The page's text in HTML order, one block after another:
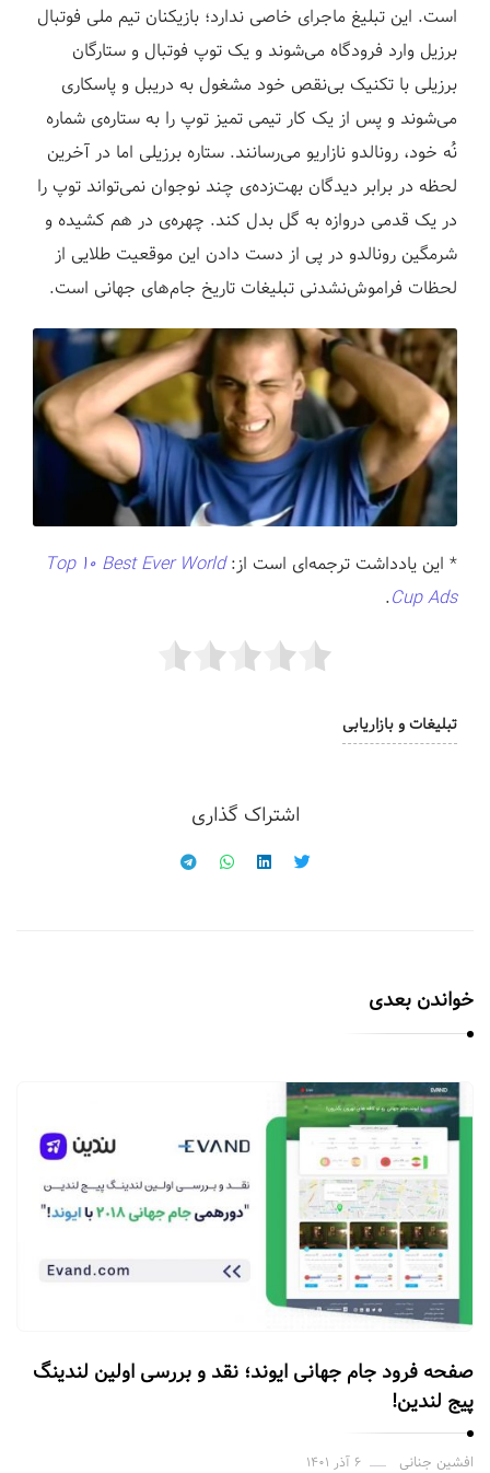
است. این تبلیغ ماجرای خاصی ندارد؛ بازیکنان تیم ملی فوتبال
برزیل وارد فرودگاه می‌شوند و یک توپ فوتبال و ستارگان
برزیلی با تکنیک بی‌نقص خود مشغول به دریبل و پاسکاری
می‌شوند و پس از یک کار تیمی تمیز توپ را به ستاره‌ی شماره
نُه خود، رونالدو نازاریو می‌رسانند. ستاره برزیلی اما در آخرین
لحظه در برابر دیدگان بهت‌زده‌ی چند نوجوان نمی‌تواند توپ را
در یک قدمی دروازه به گل بدل کند. چهره‌ی در هم کشیده‌ و
شرمگین رونالدو در پی از دست دادن این موقعیت طلایی از
لحظات فراموش‌نشدنی تبلیغات تاریخ جام‌های جهانی است.
* این یادداشت ترجمه‌ای است از:Top 10 Best Ever World
Cup Ads
.
تبلیغات و بازاریابی
اشتراک گذاری
خواندن بعدی
صفحه فرود جام جهانی ایوند؛ نقد و بررسی اولین لندینگ
پیج لندین!
افشین جنانی ۶ آذر ۱۴۰۱